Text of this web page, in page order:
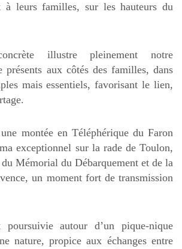
à leurs familles, sur les hauteurs du
illustre pleinement notre
présents aux côtés des familles, dans
mais essentiels, favorisant le lien,
montée en Téléphérique du Faron
exceptionnel sur la rade de Toulon,
Mémorial du Débarquement et de la
un moment fort de transmission
poursuivie autour d’un pique-nique
nature, propice aux échanges entre